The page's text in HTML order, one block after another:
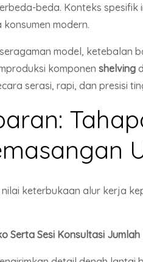
beda. Konteks
modern.
model, ketebalan
komponen shelving
serasi, rapi, dan presisi
keterbukaan alur kerja
Serta Sesi Konsultasi